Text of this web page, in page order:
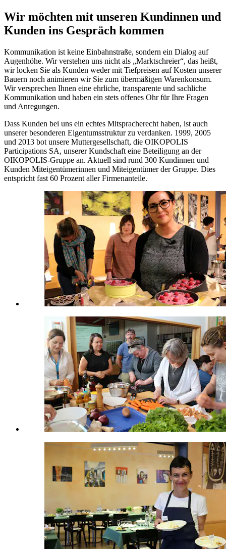
Wir möchten mit unseren Kundinnen und
Kunden ins Gespräch kommen
Kommunikation ist keine Einbahnstraße, sondern ein Dialog auf
Augenhöhe. Wir verstehen uns nicht als „Marktschreier“, das heißt,
wir locken Sie als Kunden weder mit Tiefpreisen auf Kosten unserer
Bauern noch animieren wir Sie zum übermäßigen Warenkonsum.
Wir versprechen Ihnen eine ehrliche, transparente und sachliche
Kommunikation und haben ein stets offenes Ohr für Ihre Fragen
und Anregungen.
Dass Kunden bei uns ein echtes Mitspracherecht haben, ist auch
unserer besonderen Eigentumsstruktur zu verdanken. 1999, 2005
und 2013 bot unsere Muttergesellschaft, die OIKOPOLIS
Participations SA, unserer Kundschaft eine Beteiligung an der
OIKOPOLIS-Gruppe an. Aktuell sind rund 300 Kundinnen und
Kunden Miteigentümerinnen und Miteigentümer der Gruppe. Dies
entspricht fast 60 Prozent aller Firmenanteile.